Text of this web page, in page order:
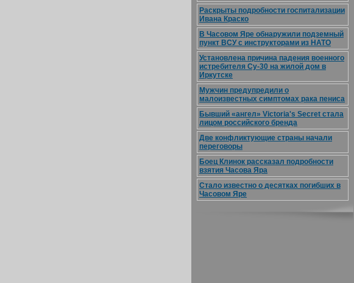
Раскрыты подробности госпитализации
Ивана Краско
В Часовом Яре обнаружили подземный
пункт ВСУ с инструкторами из НАТО
Установлена причина падения военного
истребителя Су-30 на жилой дом в
Иркутске
Мужчин предупредили о
малоизвестных симптомах рака пениса
Бывший «ангел» Victoria's Secret стала
лицом российского бренда
Две конфликтующие страны начали
переговоры
Боец Клинок рассказал подробности
взятия Часова Яра
Стало известно о десятках погибших в
Часовом Яре